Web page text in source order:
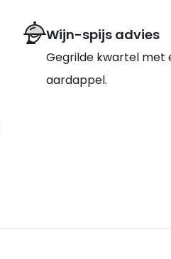
Wijn-spijs advies
Gegrilde kwartel met
aardappel.